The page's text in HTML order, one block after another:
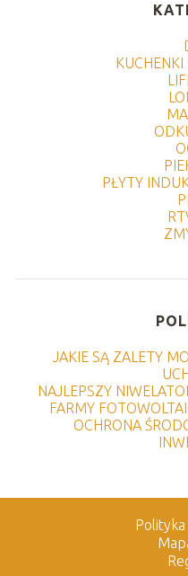
PŁYTY
JAKIE SĄ ZALETY
NAJLEPSZY
FARMY
OCHRONA